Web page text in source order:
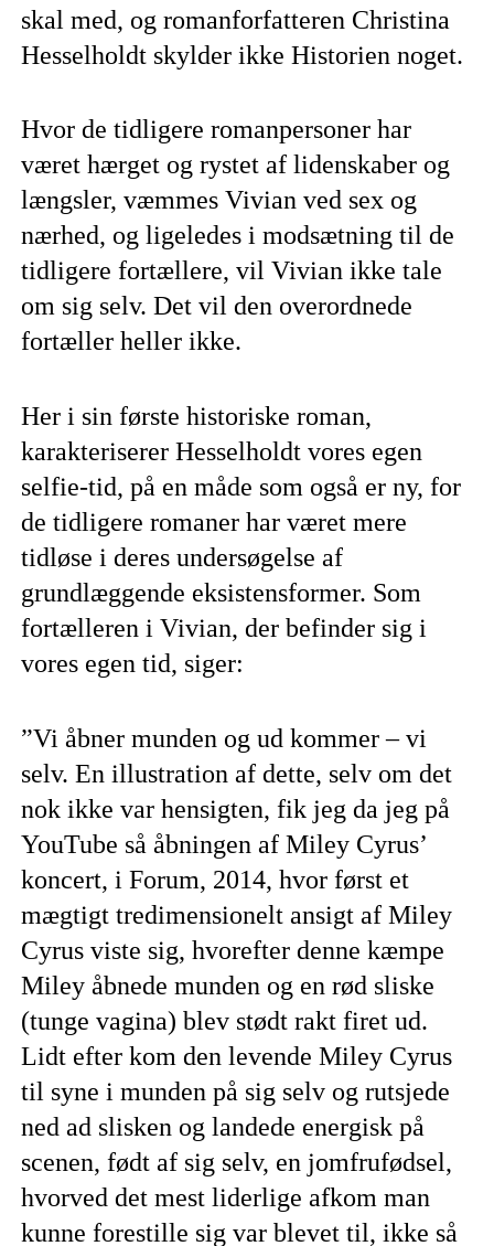
skal med, og romanforfatteren Christina
Hesselholdt skylder ikke Historien noget.
Hvor de tidligere romanpersoner har
været hærget og rystet af lidenskaber og
længsler, væmmes Vivian ved sex og
nærhed, og ligeledes i modsætning til de
tidligere fortællere, vil Vivian ikke tale
om sig selv. Det vil den overordnede
fortæller heller ikke.
Her i sin første historiske roman,
karakteriserer Hesselholdt vores egen
selfie-tid, på en måde som også er ny, for
de tidligere romaner har været mere
tidløse i deres undersøgelse af
grundlæggende eksistensformer. Som
fortælleren i Vivian, der befinder sig i
vores egen tid, siger:
”Vi åbner munden og ud kommer – vi
selv. En illustration af dette, selv om det
nok ikke var hensigten, fik jeg da jeg på
YouTube så åbningen af Miley Cyrus’
koncert, i Forum, 2014, hvor først et
mægtigt tredimensionelt ansigt af Miley
Cyrus viste sig, hvorefter denne kæmpe
Miley åbnede munden og en rød sliske
(tunge vagina) blev stødt rakt firet ud.
Lidt efter kom den levende Miley Cyrus
til syne i munden på sig selv og rutsjede
ned ad slisken og landede energisk på
scenen, født af sig selv, en jomfrufødsel,
hvorved det mest liderlige afkom man
kunne forestille sig var blevet til, ikke så